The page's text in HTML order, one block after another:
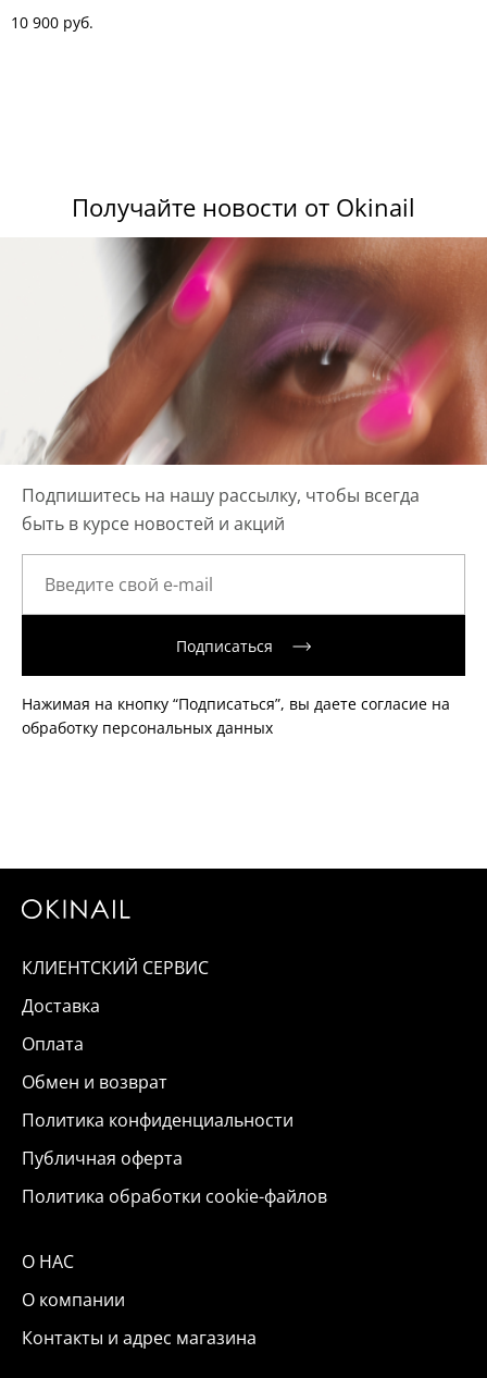
10 900 руб.
Получайте новости от Okinail
Подпишитесь на нашу рассылку, чтобы всегда
быть в курсе новостей и акций
Подписаться
Нажимая на кнопку “Подписаться”, вы даете согласие на
обработку персональных данных
КЛИЕНТСКИЙ СЕРВИС
Доставка
Оплата
Обмен и возврат
Политика конфиденциальности
Публичная оферта
Политика обработки cookie-файлов
О НАС
О компании
Контакты и адрес магазина